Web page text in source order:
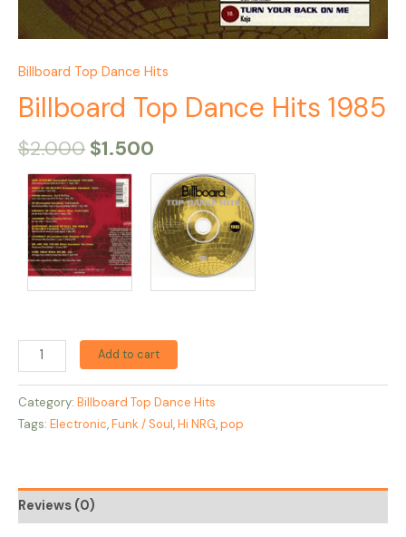
Billboard Top Dance Hits
Billboard Top Dance Hits 1985
$2.000 $1.500
Add to cart
Category: Billboard Top Dance Hits
Tags: Electronic,Funk / Soul,Hi NRG,pop
Reviews (0)